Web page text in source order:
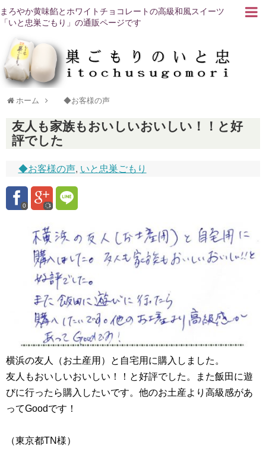
まろやか黄味餡とホワイトチョコレートの高級和風スイーツ
「いと忠巣ごもり」の通販ページです
ホーム ◆お客様の声
友人も家族もおいしいおいしい！！と好
評でした
◆お客様の声, いと忠巣ごもり
0
横浜の友人（お土産用）と自宅用に購入しました。
友人もおいしいおいしい！！と好評でした。また飯田に遊
びに行ったら購入したいです。他のお土産より高級感があ
ってGoodです！
（東京都TN様）